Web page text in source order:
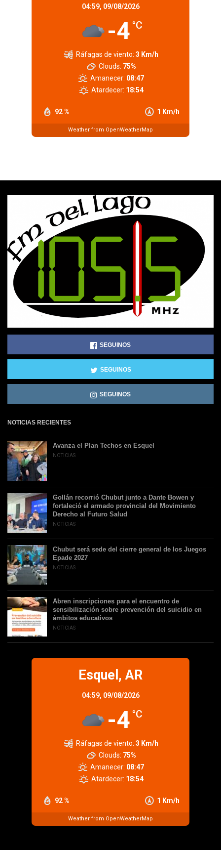
04:59, 09/08/2026
-4 °C
92 % 1 Km/h
Ráfagas de viento: 3 Km/h
Clouds: 75%
Amanecer: 08:47
Atardecer: 18:54
Weather from OpenWeatherMap
SEGUINOS
SEGUINOS
SEGUINOS
NOTICIAS RECIENTES
Avanza el Plan Techos en Esquel
NOTICIAS
Gollán recorrió Chubut junto a Dante Bowen y
fortaleció el armado provincial del Movimiento
Derecho al Futuro Salud
NOTICIAS
Chubut será sede del cierre general de los Juegos
Epade 2027
NOTICIAS
Abren inscripciones para el encuentro de
sensibilización sobre prevención del suicidio en
ámbitos educativos
NOTICIAS
Esquel, AR
04:59, 09/08/2026
-4 °C
92 % 1 Km/h
Ráfagas de viento: 3 Km/h
Clouds: 75%
Amanecer: 08:47
Atardecer: 18:54
Weather from OpenWeatherMap